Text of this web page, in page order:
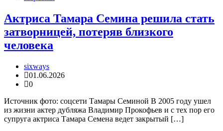
Актриса Тамара Семина решила стать
затворницей, потеряв близкого
человека
sixways
01.06.2026
0
Источник фото: соцсети Тамары Семиной В 2005 году ушел
из жизни актер дубляжа Владимир Прокофьев и с тех пор его
супруга актриса Тамара Семена ведет закрытый […]